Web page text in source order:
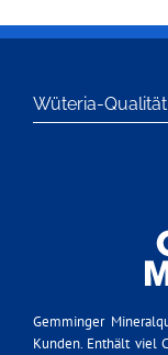
Wüteria-
Gemminger
Kunden. Enthält viel